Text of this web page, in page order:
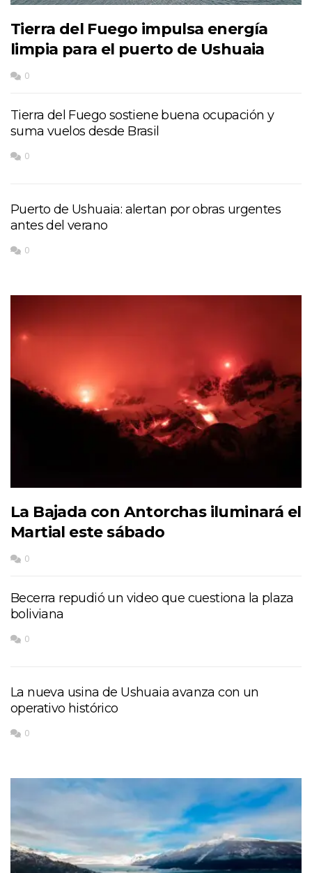
Tierra del Fuego impulsa energía
limpia para el puerto de Ushuaia
0
Tierra del Fuego sostiene buena ocupación y
suma vuelos desde Brasil
0
Puerto de Ushuaia: alertan por obras urgentes
antes del verano
0
La Bajada con Antorchas iluminará el
Martial este sábado
0
Becerra repudió un video que cuestiona la plaza
boliviana
0
La nueva usina de Ushuaia avanza con un
operativo histórico
0